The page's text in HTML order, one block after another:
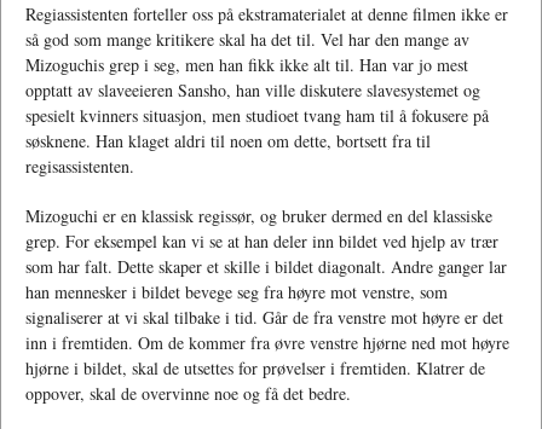
Regiassistenten forteller oss på ekstramaterialet at denne filmen ikke er
så god som mange kritikere skal ha det til. Vel har den mange av
Mizoguchis grep i seg, men han fikk ikke alt til. Han var jo mest
opptatt av slaveeieren Sansho, han ville diskutere slavesystemet og
spesielt kvinners situasjon, men studioet tvang ham til å fokusere på
søsknene. Han klaget aldri til noen om dette, bortsett fra til
regisassistenten.
Mizoguchi er en klassisk regissør, og bruker dermed en del klassiske
grep. For eksempel kan vi se at han deler inn bildet ved hjelp av trær
som har falt. Dette skaper et skille i bildet diagonalt. Andre ganger lar
han mennesker i bildet bevege seg fra høyre mot venstre, som
signaliserer at vi skal tilbake i tid. Går de fra venstre mot høyre er det
inn i fremtiden. Om de kommer fra øvre venstre hjørne ned mot høyre
hjørne i bildet, skal de utsettes for prøvelser i fremtiden. Klatrer de
oppover, skal de overvinne noe og få det bedre.